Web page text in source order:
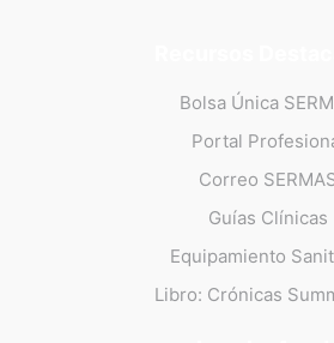
Bolsa Única
Portal
Correo
Guías Clínicas
Equipamiento
Libro: Crónicas